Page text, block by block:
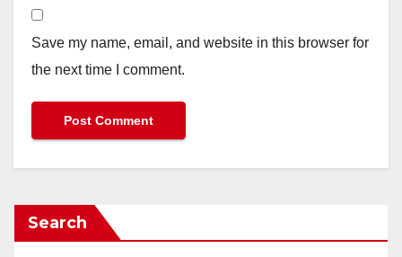
Save my name, email, and website in this browser for
the next time I comment.
Search